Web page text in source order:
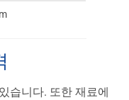
습니다. 또한 재료에